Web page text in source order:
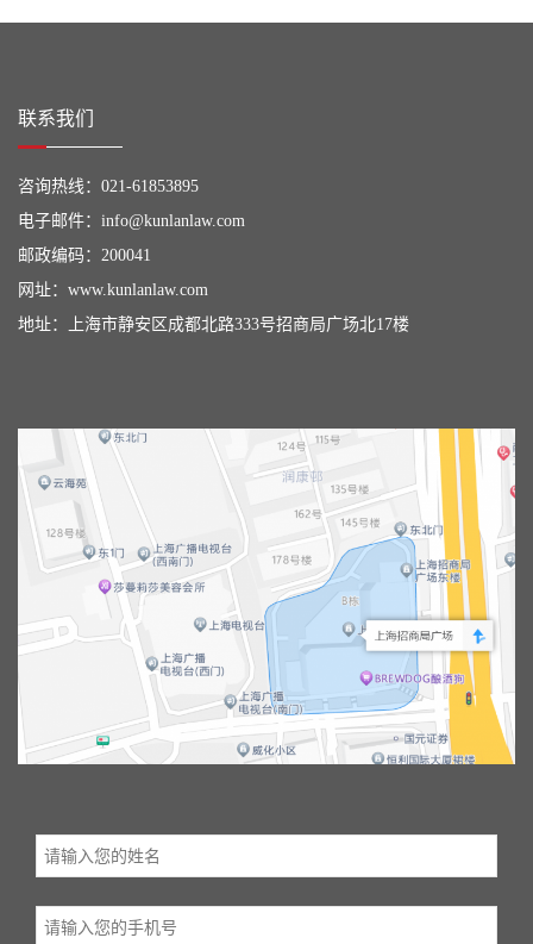
联系我们
咨询热线： 021-61853895
电子邮件： info@kunlanlaw.com
邮政编码：200041
网址： www.kunlanlaw.com
地址：上海市静安区成都北路333号招商局广场北17楼